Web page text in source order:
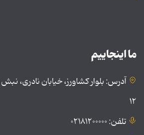
ما اینجاییم
آدرس: بلوار کشاورز، خیابان نادری،
۱۲
تلفن: ۰۲۱۸۱۲۰۰۰۰۰